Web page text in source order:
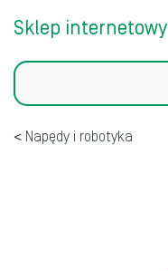
Sklep internetowy
Szukaj
Napędy i robotyka